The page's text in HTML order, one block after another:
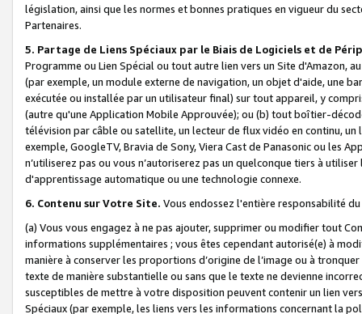
législation, ainsi que les normes et bonnes pratiques en vigueur du
Partenaires.
5. Partage de Liens Spéciaux par le Biais de Logiciels et de
Programme ou Lien Spécial ou tout autre lien vers un Site d'Amazon,
(par exemple, un module externe de navigation, un objet d'aide, une
exécutée ou installée par un utilisateur final) sur tout appareil, y
(autre qu'une Application Mobile Approuvée); ou (b) tout boîtier-
télévision par câble ou satellite, un lecteur de flux vidéo en continu,
exemple, GoogleTV, Bravia de Sony, Viera Cast de Panasonic ou les
n’utiliserez pas ou vous n’autoriserez pas un quelconque tiers à
d'apprentissage automatique ou une technologie connexe.
6. Contenu sur Votre Site. Vous endossez l'entière responsabilité
(a) Vous vous engagez à ne pas ajouter, supprimer ou modifier tout
informations supplémentaires ; vous êtes cependant autorisé(e) à
manière à conserver les proportions d’origine de l’image ou à
texte de manière substantielle ou sans que le texte ne devienne
susceptibles de mettre à votre disposition peuvent contenir un lien
Spéciaux (par exemple, les liens vers les informations concernant la